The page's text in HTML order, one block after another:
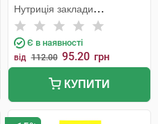
Нутриція заклади
продукційне
Є в наявності
від 112.00 95.20 грн
КУПИТИ